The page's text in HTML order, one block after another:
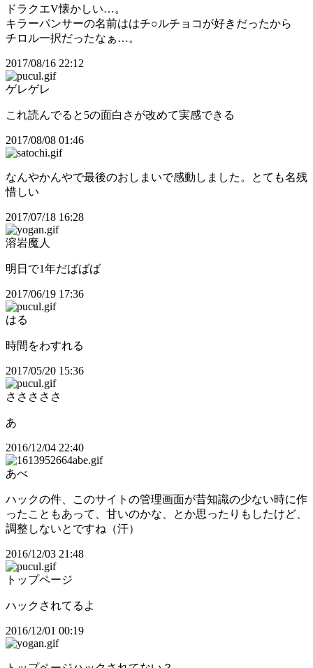
ドラクエV懐かしい…。
キラーパンサーの名前ははチ○ルチョコが好きだったから
チロル一択だったなぁ…。
2017/08/16 22:12
ゲレゲレ
これ読んでると5の面白さが改めて実感できる
2017/08/08 01:46
なんやかんやで最後のおしまいで感動しました。とても名残
惜しい
2017/07/18 16:28
溶岩魔人
明日で1年だばばば
2017/06/19 17:36
はる
時間をわすれる
2017/05/20 15:36
さささささ
あ
2016/12/04 22:40
あべ
ハックの件、このサイトの管理画面が昔知識の少ない時に作
ったこともあって、甘いのかな、とか思ったりもしたけど、
調整しないとですね（汗）
2016/12/03 21:48
トップページ
ハックされてるよ
2016/12/01 00:19